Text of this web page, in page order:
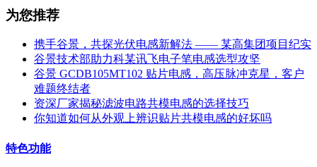
为您推荐
携手谷景，共探光伏电感新解法 —— 某高集团项目纪实
谷景技术部助力科某讯飞电子笔电感选型攻坚
谷景 GCDB105MT102 贴片电感，高压脉冲克星，客户
难题终结者
资深厂家揭秘滤波电路共模电感的选择技巧
你知道如何从外观上辨识贴片共模电感的好坏吗
特色功能